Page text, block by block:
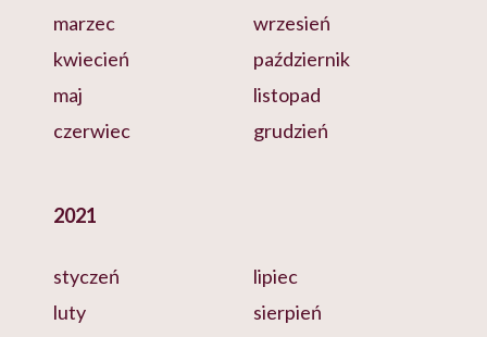
marzec
kwiecień
maj
czerwiec
wrzesień
październik
listopad
grudzień
2021
styczeń
luty
lipiec
sierpień